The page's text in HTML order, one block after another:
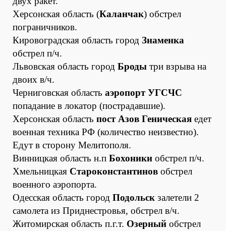
Херсонская область (Каланчак) обстрел
пограничников.
Кировоградская область город Знаменка
обстрел п/ч.
Львовская область город Броды три взрыва на
двоих в/ч.
Черниговская область аэропорт УГСЧС
попадание в локатор (пострадавшие).
Херсонская область пост Азов Геническая едет
военная техника РФ (количество неизвестно).
Едут в сторону Мелитополя.
Винницкая область н.п Бохоники обстрел п/ч.
Хмельницкая Староконстантинов обстрел
военного аэропорта.
Одесская область город Подольск залетели 2
самолета из Приднестровья, обстрел в/ч.
Житомирская область п.г.т. Озерный обстрел